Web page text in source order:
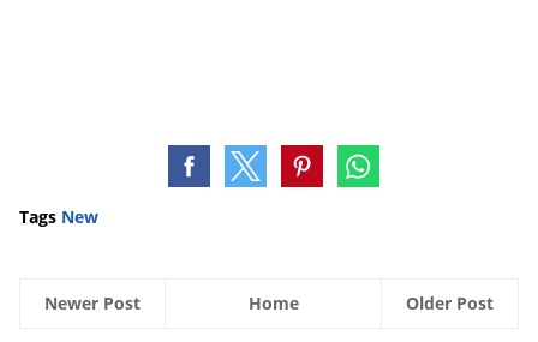
Tags New
Newer Post Older Post
Home